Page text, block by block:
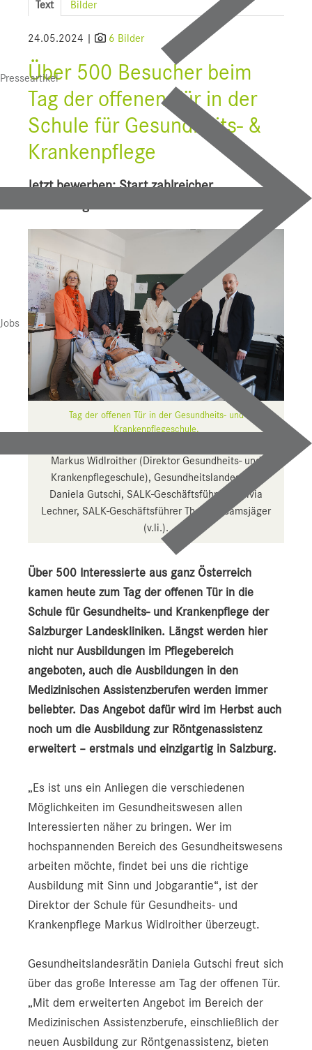
Presseartikel
Jobs
UI f. Sportmedizin
Presse
Downloads
Pressekontakt
Text Bilder
24.05.2024 | 6 Bilder
Über 500 Besucher beim
Tag der offenen Tür in der
Schule für Gesundheits- &
Krankenpflege
Jetzt bewerben: Start zahlreicher
Tag der offenen Tür in der Gesundheits- und
Krankenpflegeschule.
Markus Widlroither (Direktor Gesundheits- und
Krankenpflegeschule), Gesundheitslandesrätin
Daniela Gutschi, SALK-Geschäftsführerin Silvia
Lechner, SALK-Geschäftsführer Thomas Gamsjäger
(v.li.).
Über 500 Interessierte aus ganz Österreich
kamen heute zum Tag der offenen Tür in die
Schule für Gesundheits- und Krankenpflege der
Salzburger Landeskliniken. Längst werden hier
nicht nur Ausbildungen im Pflegebereich
angeboten, auch die Ausbildungen in den
Medizinischen Assistenzberufen werden immer
beliebter. Das Angebot dafür wird im Herbst auch
noch um die Ausbildung zur Röntgenassistenz
erweitert – erstmals und einzigartig in Salzburg.
„Es ist uns ein Anliegen die verschiedenen
Möglichkeiten im Gesundheitswesen allen
Interessierten näher zu bringen. Wer im
hochspannenden Bereich des Gesundheitswesens
arbeiten möchte, findet bei uns die richtige
Ausbildung mit Sinn und Jobgarantie“, ist der
Direktor der Schule für Gesundheits- und
Krankenpflege Markus Widlroither überzeugt.
Gesundheitslandesrätin Daniela Gutschi freut sich
über das große Interesse am Tag der offenen Tür.
„Mit dem erweiterten Angebot im Bereich der
Medizinischen Assistenzberufe, einschließlich der
neuen Ausbildung zur Röntgenassistenz, bieten